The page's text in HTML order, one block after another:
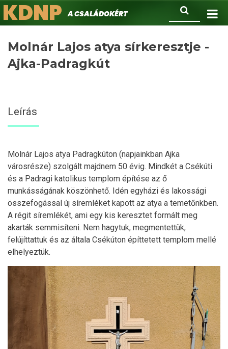
Ugrás
a
Keresés
KDNPA családokért.
Molnár Lajos atya sírkeresztje -
Ajka-Padragkút
Leírás
Molnár Lajos atya Padragkúton (napjainkban Ajka
városrésze) szolgált majdnem 50 évig. Mindkét a Csékúti
és a Padragi katolikus templom építése az ő
munkásságának köszönhető. Idén egyházi és lakossági
összefogással új síremléket kapott az atya a temetőnkben.
A régit síremlékét, ami egy kis keresztet formált meg
akarták semmisíteni. Nem hagytuk, megmentettük,
felújíttattuk és az általa Csékúton építtetett templom mellé
elhelyeztük.